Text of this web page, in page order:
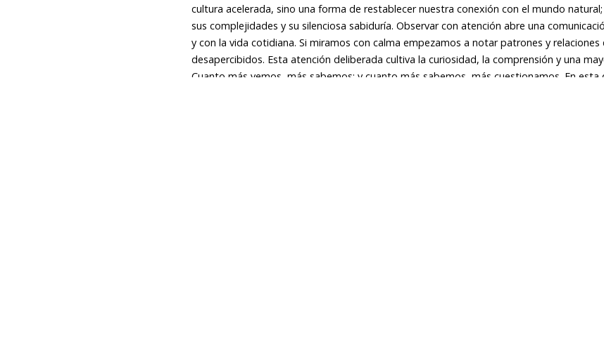
cultura acelerada, sino una forma de restablecer nuestra conexión con el mundo
sus complejidades y su silenciosa sabiduría. Observar con atención abre una
y con la vida cotidiana. Si miramos con calma empezamos a notar patrones y
desapercibidos. Esta atención deliberada cultiva la curiosidad, la comprensión y una
Cuanto más vemos, más sabemos; y cuanto más sabemos, más cuestionamos. En